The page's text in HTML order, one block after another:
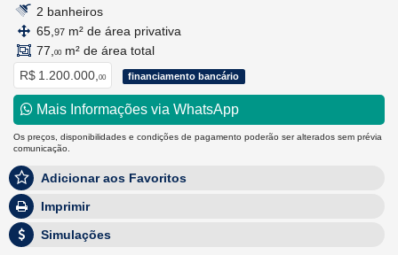
2 banheiros
65, 97 m² de área privativa
77, 00 m² de área total
R$ 1.200.000, 00 financiamento bancário
Mais Informações via WhatsApp
Os preços, disponibilidades e condições de pagamento poderão ser alterados sem prévia
comunicação.
Adicionar aos Favoritos
Imprimir
Simulações